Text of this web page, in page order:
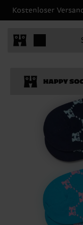
Kostenloser